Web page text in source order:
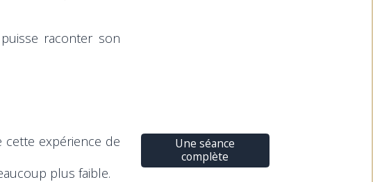
raconter son
cette expérience de
plus faible.
Une séance
complète